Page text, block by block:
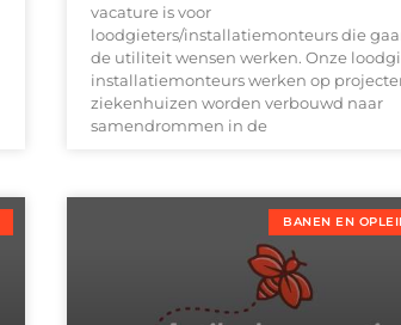
vacature is voor
loodgieters/installatiemonteurs die
de utiliteit wensen werken. Onze
installatiemonteurs werken op
ziekenhuizen worden verbouwd naar
samendrommen in de
BANEN EN